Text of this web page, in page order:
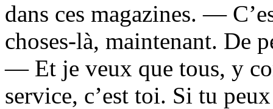
dans ces magazines. —
choses-là, maintenant. De
— Et je veux que tous, y
service, c’est toi. Si tu